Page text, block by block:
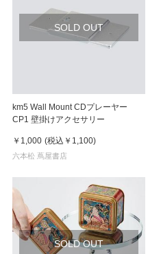
SOLD OUT
km5 Wall Mount CDプレーヤー
CP1 壁掛けアクセサリー
￥1,000 (税込 ￥1,100)
六本松 蔦屋書店
SOLD OUT